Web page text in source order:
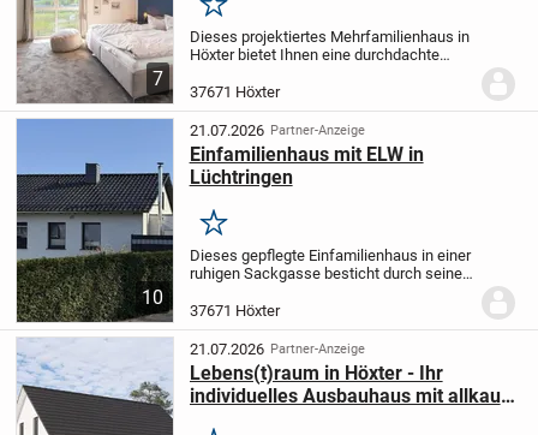
7
Merken
Dieses projektiertes Mehrfamilienhaus in
Höxter bietet Ihnen eine durchdachte
großen Grundstück. Mit insgesamt 7
Zimmern, verteilt auf 2 Etagen, können
Sie sich...
37671 Höxter
10
21.07.2026 Partner-Anzeige
Einfamilienhaus mit ELW in
Lüchtringen
Merken
Dieses gepflegte Einfamilienhaus in einer
ruhigen Sackgasse besticht durch seine
moderne Ausstattung. Die offene
Einbauküche geht nahtlos in den
großzügigen Wohn- und...
37671 Höxter
21.07.2026 Partner-Anzeige
Lebens(t)raum in Höxter - Ihr
individuelles Ausbauhaus mit allkauf-